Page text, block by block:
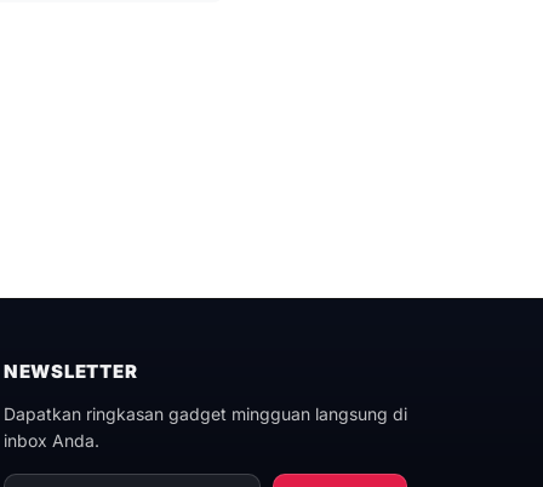
NEWSLETTER
Dapatkan ringkasan gadget mingguan langsung di
inbox Anda.